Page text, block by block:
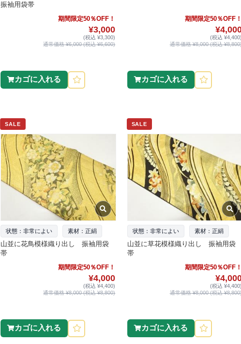
振袖用袋帯
期間限定50％OFF！
¥3,000
(税込 ¥3,300)
通常価格 ¥6,000 (税込 ¥6,600)
カゴに入れる
期間限定50％OFF！
(税込 ¥4,400)
通常価格 ¥8,000 (税込
カゴに入れる
SALE
状態：非常によい 素材：正絹
山並に花鳥模様織り出し 振袖用袋
帯
期間限定50％OFF！
¥4,000
(税込 ¥4,400)
通常価格 ¥8,000 (税込 ¥8,800)
カゴに入れる
SALE
状態：非常によい 素材：正絹
山並に草花模様織り出し 振袖用袋
帯
期間限定50％OFF！
(税込 ¥4,400)
通常価格 ¥8,000 (税込
カゴに入れる